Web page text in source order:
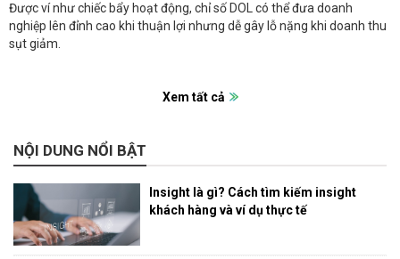
Được ví như chiếc bẩy hoạt động, chỉ số DOL có thể đưa doanh
nghiệp lên đỉnh cao khi thuận lợi nhưng dễ gây lỗ nặng khi doanh thu
sụt giảm.
Xem tất cả
NỘI DUNG NỔI BẬT
Insight là gì? Cách tìm kiếm insight
khách hàng và ví dụ thực tế